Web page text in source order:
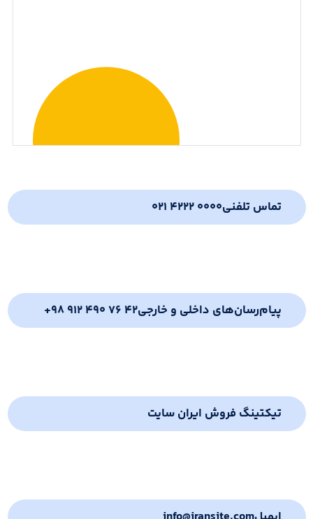
تماس تلفنی021 4222 0000
پیام‌رسان‌های داخلی و خارجی+98 912 490 76 42
تیکتینگ فروش ایران سایت